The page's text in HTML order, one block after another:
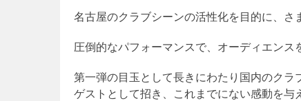
名古屋のクラブシーンの活性化を目的に、さ
圧倒的なパフォーマンスで、オーディエンス
第一弾の目玉として長きにわたり国内のクラ
ゲストとして招き、これまでにない感動を与